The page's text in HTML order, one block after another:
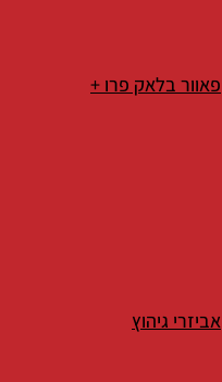
פאוור בלאק פרו +
אביזרי גיהוץ